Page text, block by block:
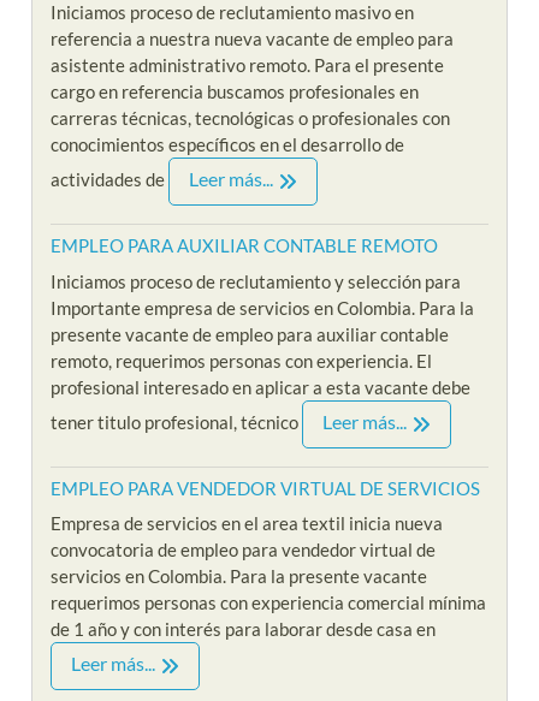
Iniciamos proceso de reclutamiento masivo en
referencia a nuestra nueva vacante de empleo para
asistente administrativo remoto. Para el presente
cargo en referencia buscamos profesionales en
carreras técnicas, tecnológicas o profesionales con
conocimientos específicos en el desarrollo de
actividades de
Leer más...
EMPLEO PARA AUXILIAR CONTABLE REMOTO
Iniciamos proceso de reclutamiento y selección para
Importante empresa de servicios en Colombia. Para la
presente vacante de empleo para auxiliar contable
remoto, requerimos personas con experiencia. El
profesional interesado en aplicar a esta vacante debe
tener titulo profesional, técnico
Leer más...
EMPLEO PARA VENDEDOR VIRTUAL DE SERVICIOS
Empresa de servicios en el area textil inicia nueva
convocatoria de empleo para vendedor virtual de
servicios en Colombia. Para la presente vacante
requerimos personas con experiencia comercial mínima
de 1 año y con interés para laborar desde casa en
Leer más...